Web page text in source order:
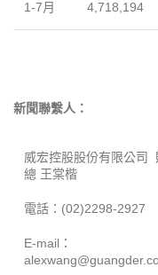
1-7月 4,718,194
新聞聯繫人：
威宏控股股份有限公司
總 王棠楷
電話： (02)2298-2927
E-mail ：